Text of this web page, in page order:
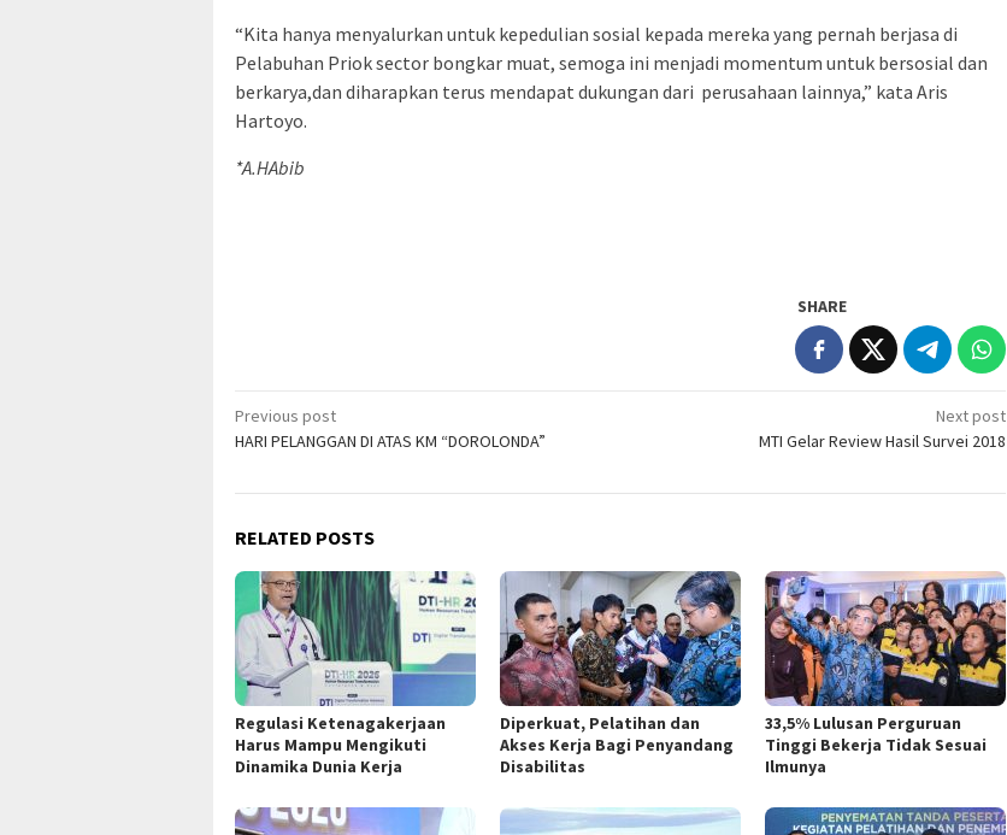
“Kita hanya menyalurkan untuk kepedulian sosial kepada mereka yang pernah berjasa di
Pelabuhan Priok sector bongkar muat, semoga ini menjadi momentum untuk bersosial dan
berkarya,dan diharapkan terus mendapat dukungan dari perusahaan lainnya,” kata Aris
Hartoyo.
*A.HAbib
SHARE
Post
navigation
Previous post
HARI PELANGGAN DI ATAS KM “DOROLONDA”
Next post
MTI Gelar Review Hasil Survei 2018
RELATED POSTS
Regulasi Ketenagakerjaan
Harus Mampu Mengikuti
Dinamika Dunia Kerja
Diperkuat, Pelatihan dan
Akses Kerja Bagi Penyandang
Disabilitas
33,5% Lulusan Perguruan
Tinggi Bekerja Tidak Sesuai
Ilmunya